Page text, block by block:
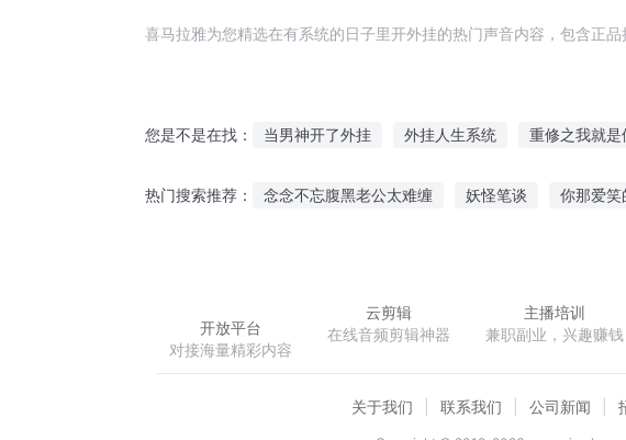
喜马拉雅为您精选在有系统的日子里开外挂的热门声音内容，包含正
您是不是在找： 当男神开了外挂 外挂人生系统 重修之我就是
热门搜索推荐： 念念不忘腹黑老公太难缠 妖怪笔谈 你那爱笑
开放平台
对接海量精彩内容
云剪辑
在线音频剪辑神器
主播培训
兼职副业，兴趣赚钱
关于我们 联系我们 公司新闻